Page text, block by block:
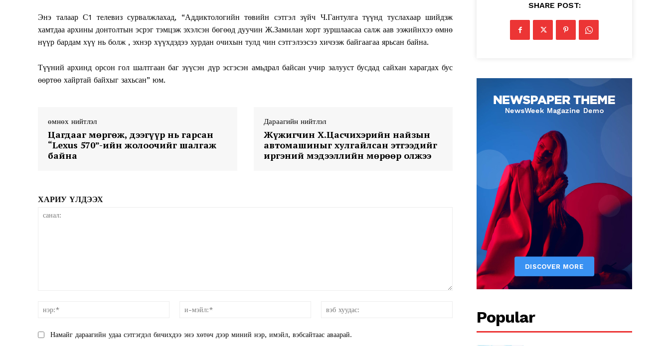
My account
Энэ талаар С1 телевиз сурвалжлахад, “Аддиктологийн төвийн сэтгэл зүйч Ч.Гантулга түүнд туслахаар шийдэж
хамтдаа архины донтолтын эсрэг тэмцэж эхэлсэн бөгөөд дуучин Ж.Замилан хорт зуршлаасаа салж аав ээжийнхээ өмнө
нүүр бардам хүү нь болж , эхнэр хүүхдэдээ хурдан очихын тулд чин сэтгэлээсээ хичээж байгаагаа ярьсан байна.
Түүний архинд орсон гол шалтгаан баг зүүсэн дүр эсгэсэн амьдрал байсан учир залууст бусдад сайхан харагдах бус
өөртөө хайртай байхыг захьсан” юм.
өмнөх нийтлэл
Цагдааг мөргөж, дээгүүр нь гарсан
“Lexus 570”-ийн жолоочийг шалгаж
байна
Дараагийн нийтлэл
Жүжигчин Х.Цасчихэрийн найзын
автомашиныг хулгайлсан этгээдийг
иргэний мэдээллийн мөрөөр олжээ
ХАРИУ ҮЛДЭЭХ
Намайг дараагийн удаа сэтгэгдэл бичихдээ энэ хөтөч дээр миний нэр, имэйл, вэбсайтаас аваарай.
SHARE POST:
Popular